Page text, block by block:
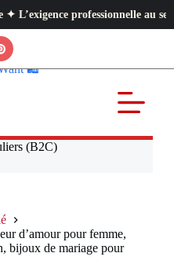
au service de votre
(B2C)
d’amour pour femme,
bijoux de mariage pour